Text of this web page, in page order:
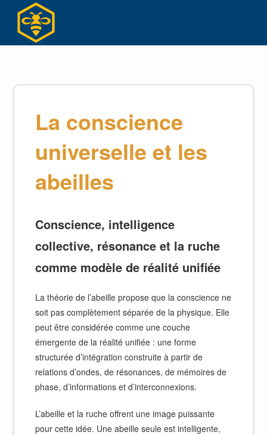
content
La conscience
universelle et les
abeilles
Conscience, intelligence
collective, résonance et la ruche
comme modèle de réalité unifiée
La théorie de l’abeille propose que la conscience ne
soit pas complètement séparée de la physique. Elle
peut être considérée comme une couche
émergente de la réalité unifiée : une forme
structurée d’intégration construite à partir de
relations d’ondes, de résonances, de mémoires de
phase, d’informations et d’interconnexions.
L’abeille et la ruche offrent une image puissante
pour cette idée. Une abeille seule est intelligente,